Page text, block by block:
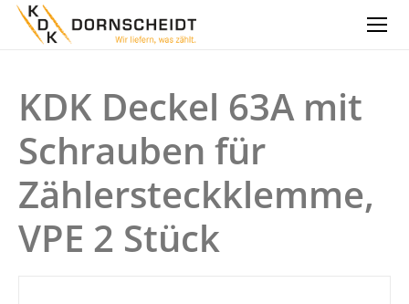
KDK Deckel 63A mit
Schrauben für
Zählersteckklemme,
VPE 2 Stück